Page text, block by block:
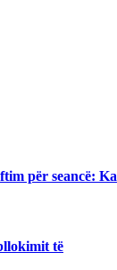
për seancë: Ka
të